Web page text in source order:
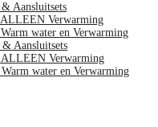
Aansluitsets
ALLEEN Verwarming
water en Verwarming
& Aansluitsets
ALLEEN Verwarming
water en Verwarming